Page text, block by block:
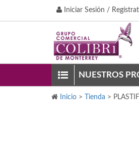
Iniciar Sesión /
NUESTROS
Inicio > Tienda >